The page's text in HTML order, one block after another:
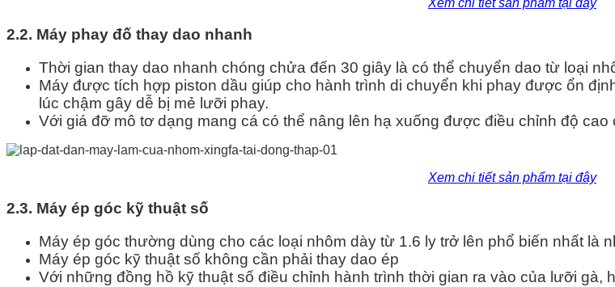
Xem chi tiết sản phẩm tại đây
2.2. Máy phay đố thay dao nhanh
Thời gian thay dao nhanh chóng chửa đến 30 giây là có thể chuyển dao từ loại
Máy được tích hợp piston dầu giúp cho hành trình di chuyển khi phay được ổn
lúc chậm gây dễ bị mẻ lưỡi phay.
Với giá đỡ mô tơ dạng mang cá có thể nâng lên hạ xuống được điều chỉnh độ cao
Xem chi tiết sản phẩm tại đây
2.3. Máy ép góc kỹ thuật số
Máy ép góc thường dùng cho các loại nhôm dày từ 1.6 ly trở lên phổ biến nhất là
Máy ép góc kỹ thuật số không cần phải thay dao ép
Với những đồng hồ kỹ thuật số điều chỉnh hành trình thời gian ra vào của lưỡi gà,